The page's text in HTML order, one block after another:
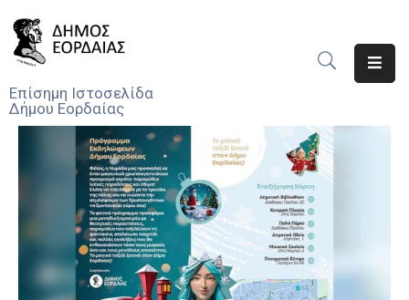
Επίσημη Ιστοσελίδα
Δήμου Εορδαίας
Ο
Νέα
Υπηρεσίες
Του
Δήμου